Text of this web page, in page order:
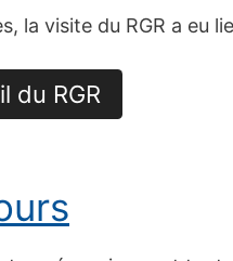
la visite du RGR a eu
du RGR